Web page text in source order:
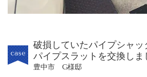
破損していたパイプシャッ
パイプスラットを交換しま
豊中市 G様邸